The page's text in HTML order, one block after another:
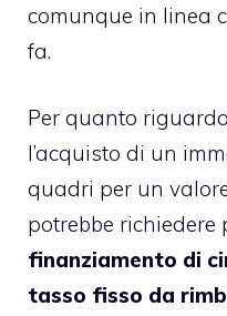
comunque in linea
fa.
Per quanto
l’acquisto di un
quadri per un
potrebbe richiedere
finanziamento di
tasso fisso da